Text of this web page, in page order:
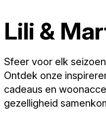
Lili &
Sfeer voor elk
Ontdek onze
cadeaus en
gezelligheid